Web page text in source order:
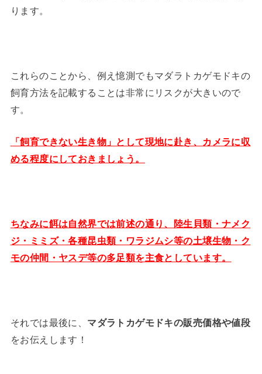
ります。
これらのことから、例え憶測でもマダラトカゲモドキの
飼育方法を記載することは非常にリスクが大きいので
す。
「飼育できない生き物」として現地に赴き、カメラに収
める程度にしておきましょう。
ちなみに餌は自然界では前述の通り、陸生貝類・ナメク
ジ・ミミズ・各種昆虫類・ワラジムシ等の土壌生物・ク
モの仲間・ヤスデ等の多足類を主食としています。
それでは最後に、 マダラトカゲモドキの販売価格や値段
をお伝えします！